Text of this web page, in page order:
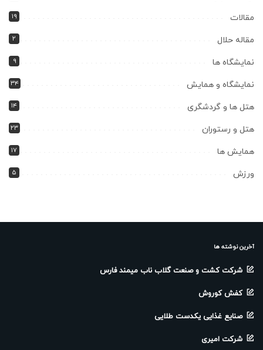
مقالات ۱۹
مقاله حلال ۲
نمایشگاه ها ۹
نمایشگاه و همایش ۳۴
هتل ها و گردشگری ۱۴
هتل و رستوران ۲۳
همایش ها ۱۷
ورزش ۵
آخرین نوشته ها
شرکت کشت و صنعت گلاب ناب میمند فارس
کفش کوروش
صنایع غذایی یکدست طلایی
شرکت امیری